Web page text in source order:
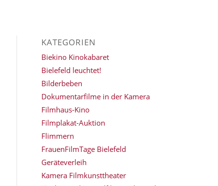
KATEGORIEN
Biekino Kinokabaret
Bielefeld leuchtet!
Bilderbeben
Dokumentarfilme in der Kamera
Filmhaus-Kino
Filmplakat-Auktion
Flimmern
FrauenFilmTage Bielefeld
Geräteverleih
Kamera Filmkunsttheater